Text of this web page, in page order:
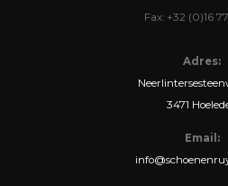
Fax: +32 (0)16
Adres:
3471
Email: